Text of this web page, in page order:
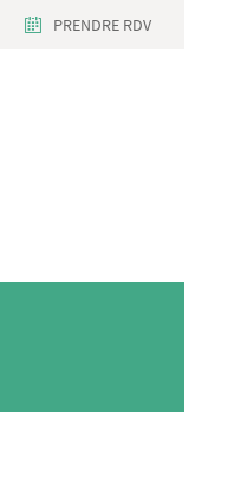
PRENDRE RDV